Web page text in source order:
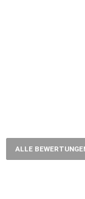
ALLE